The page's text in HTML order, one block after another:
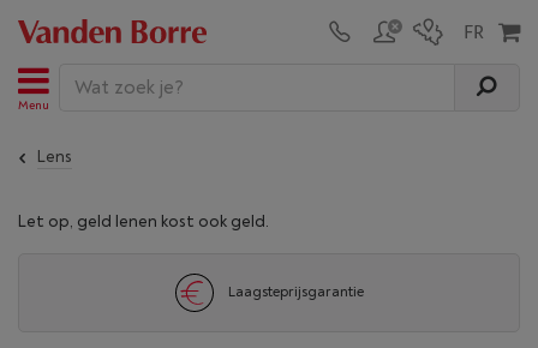
Menu
Lens
Let op, geld lenen kost ook geld.
Laagsteprijsgarantie